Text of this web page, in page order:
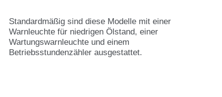
Standardmäßig sind diese Modelle mit einer
Warnleuchte für niedrigen Ölstand, einer
Wartungswarnleuchte und einem
Betriebsstundenzähler ausgestattet.